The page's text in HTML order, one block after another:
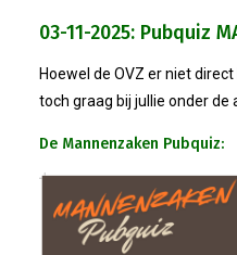
03-11-2025: Pubquiz
Hoewel de OVZ er niet
toch graag bij jullie onder de
De Mannenzaken Pubquiz: